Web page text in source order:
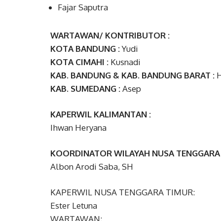
Fajar Saputra
WARTAWAN/ KONTRIBUTOR :
KOTA BANDUNG :Yudi
KOTA CIMAHI : Kusnadi
KAB. BANDUNG & KAB. BANDUNG BARAT :
KAB. SUMEDANG :Asep
KAPERWIL KALIMANTAN :
Ihwan Heryana
KOORDINATOR WILAYAH NUSA
Albon Arodi Saba, SH
KAPERWIL NUSA TENGGARA TIMUR:
Ester Letuna
WARTAWAN: